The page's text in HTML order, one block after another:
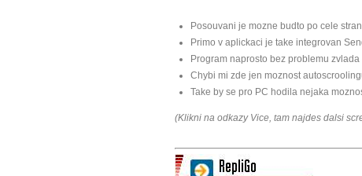
Posouvani je mozne budto po cele
Primo v aplickaci je take integrovan
Program naprosto bez problemu zvlada
Chybi mi zde jen moznost
Take by se pro PC hodila nejaka
(Klikni na odkazy Vice, tam najdes dalsi